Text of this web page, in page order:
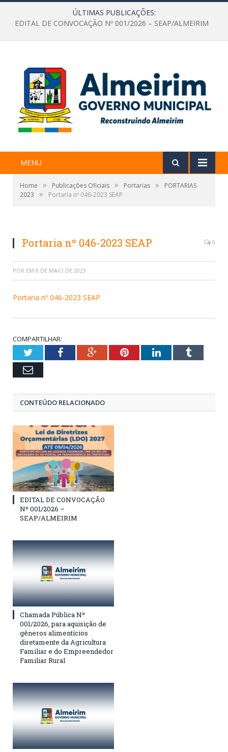
ÚLTIMAS PUBLICAÇÕES:
EDITAL DE CONVOCAÇÃO Nº 001/2026 – SEAP/ALMEIRIM
MENU
Home » Publicações Oficiais » Portarias »
PORTARIAS
2023
» Portaria nº 046-2023 SEAP
Portaria nº 046-2023 SEAP 0
POR EM 8 DE MAIO DE 2023
Portaria nº 046-2023 SEAP
COMPARTILHAR:
TwitterFacebookGoogle+PinterestLinkedInTumblr
Email
CONTEÚDO RELACIONADO
EDITAL DE CONVOCAÇÃO
Nº 001/2026 –
SEAP/ALMEIRIM
Chamada Pública Nº
001/2026, para aquisição de
gêneros alimentícios
diretamente da Agricultura
Familiar e do Empreendedor
Familiar Rural